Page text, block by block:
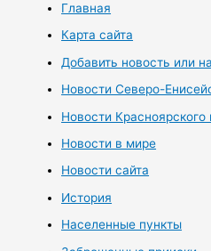
Главная
Карта сайта
Добавить новость или
Новости Северо-
Новости Красноярского
Новости в мире
Новости сайта
История
Населенные пункты